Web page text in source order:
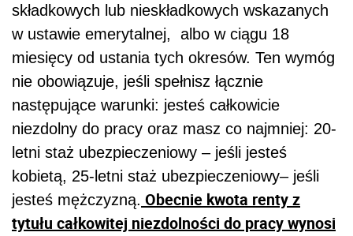
składkowych lub nieskładkowych wskazanych
w ustawie emerytalnej, albo w ciągu 18
miesięcy od ustania tych okresów. Ten wymóg
nie obowiązuje, jeśli spełnisz łącznie
następujące warunki: jesteś całkowicie
niezdolny do pracy oraz masz co najmniej: 20-
letni staż ubezpieczeniowy – jeśli jesteś
kobietą, 25-letni staż ubezpieczeniowy– jeśli
jesteś mężczyzną. Obecnie kwota renty z
tytułu całkowitej niezdolności do pracy wynosi